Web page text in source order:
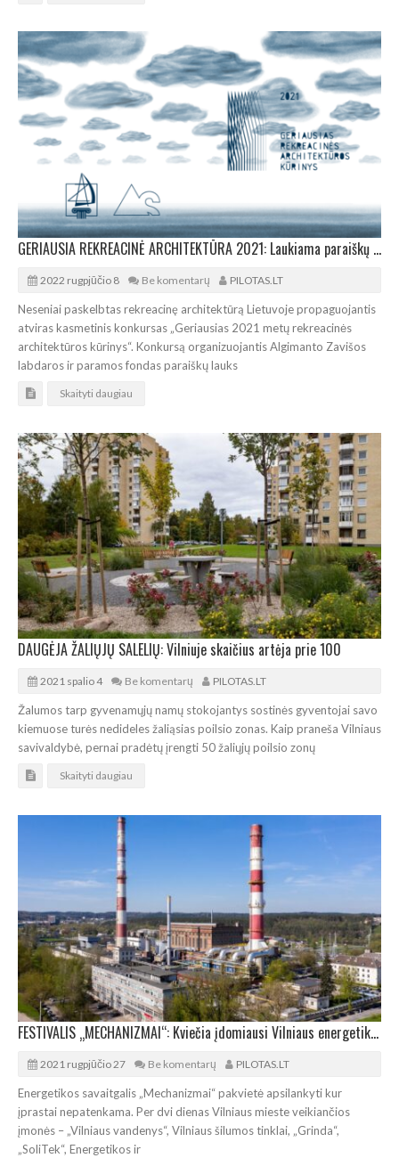
GERIAUSIA REKREACINĖ ARCHITEKTŪRA 2021: Laukiama paraiškų tradiciniam konkursui
2022 rugpjūčio 8 Be komentarų PILOTAS.LT
Neseniai paskelbtas rekreacinę architektūrą Lietuvoje propaguojantis
atviras kasmetinis konkursas „Geriausias 2021 metų rekreacinės
architektūros kūrinys“. Konkursą organizuojantis Algimanto Zavišos
labdaros ir paramos fondas paraiškų lauks
Skaityti daugiau
DAUGĖJA ŽALIŲJŲ SALELIŲ: Vilniuje skaičius artėja prie 100
2021 spalio 4 Be komentarų PILOTAS.LT
Žalumos tarp gyvenamųjų namų stokojantys sostinės gyventojai savo
kiemuose turės nedideles žaliąsias poilsio zonas. Kaip praneša Vilniaus
savivaldybė, pernai pradėtų įrengti 50 žaliųjų poilsio zonų
Skaityti daugiau
FESTIVALIS „MECHANIZMAI“: Kviečia įdomiausi Vilniaus energetikos objektai
2021 rugpjūčio 27 Be komentarų PILOTAS.LT
Energetikos savaitgalis „Mechanizmai“ pakvietė apsilankyti kur
įprastai nepatenkama. Per dvi dienas Vilniaus mieste veikiančios
įmonės – „Vilniaus vandenys“, Vilniaus šilumos tinklai, „Grinda“,
„SoliTek“, Energetikos ir